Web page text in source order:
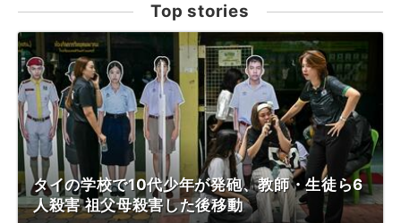
Top stories
タイの学校で10代少年が発砲、教師・生徒ら6
人殺害 祖父母殺害した後移動